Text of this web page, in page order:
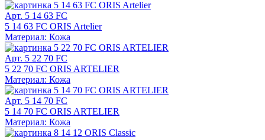
Арт. 5 14 63 FC
5 14 63 FC ORIS Artelier
Материал: Кожа
Арт. 5 22 70 FC
5 22 70 FC ORIS ARTELIER
Материал: Кожа
Арт. 5 14 70 FC
5 14 70 FC ORIS ARTELIER
Материал: Кожа